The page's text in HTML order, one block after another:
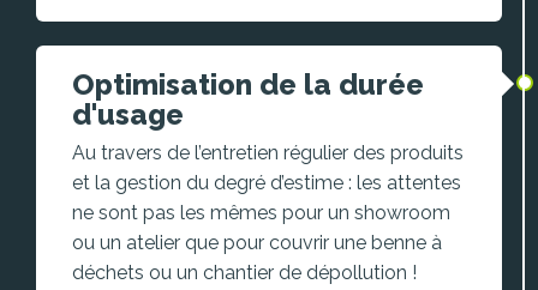
Optimisation de la durée
d'usage
Au travers de l’entretien régulier des produits
et la gestion du degré d’estime : les attentes
ne sont pas les mêmes pour un showroom
ou un atelier que pour couvrir une benne à
déchets ou un chantier de dépollution !